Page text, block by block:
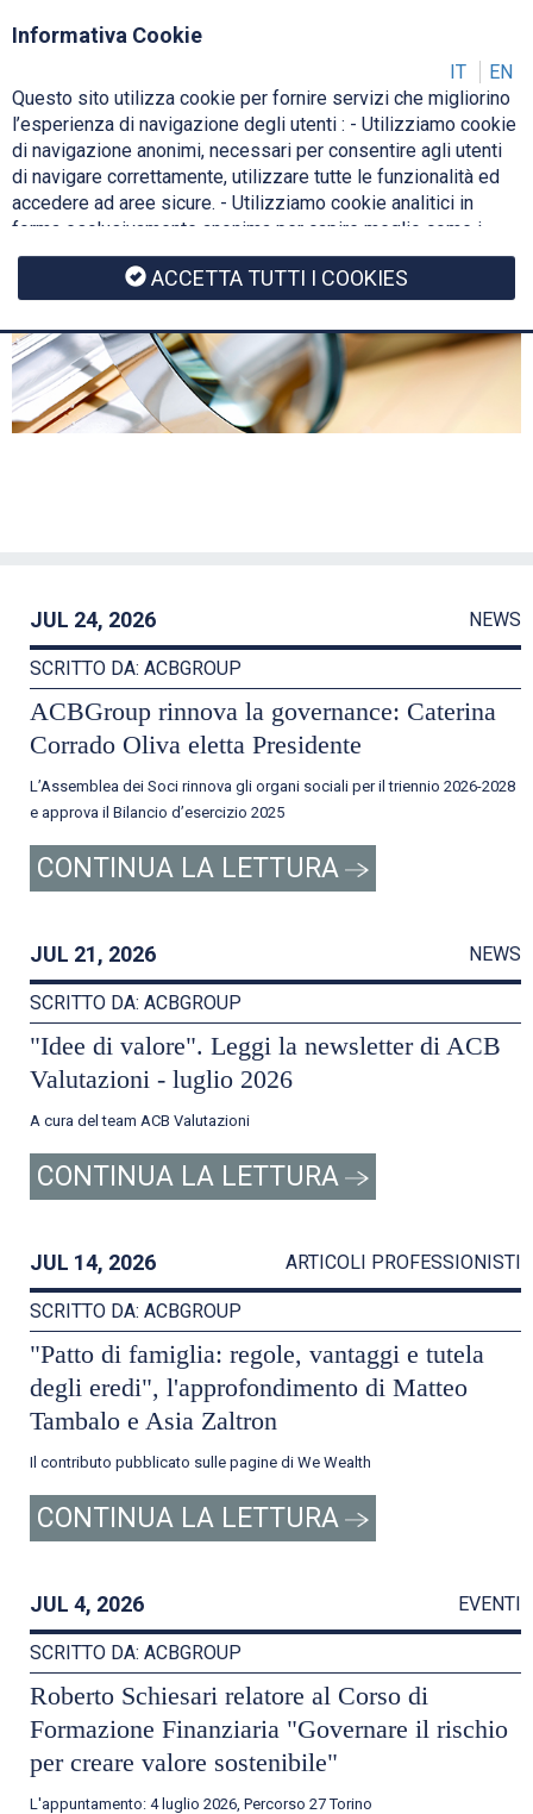
JUL 24, 2026 NEWS
SCRITTO DA: ACBGROUP
ACBGroup rinnova la governance: Caterina
Corrado Oliva eletta Presidente
L’Assemblea dei Soci rinnova gli organi sociali per il triennio 2026-2028
e approva il Bilancio d’esercizio 2025
CONTINUA LA LETTURA
JUL 21, 2026 NEWS
SCRITTO DA: ACBGROUP
"Idee di valore". Leggi la newsletter di ACB
Valutazioni - luglio 2026
A cura del team ACB Valutazioni
CONTINUA LA LETTURA
JUL 14, 2026 ARTICOLI PROFESSIONISTI
SCRITTO DA: ACBGROUP
"Patto di famiglia: regole, vantaggi e tutela
degli eredi", l'approfondimento di Matteo
Tambalo e Asia Zaltron
Il contributo pubblicato sulle pagine di We Wealth
CONTINUA LA LETTURA
JUL 4, 2026 EVENTI
SCRITTO DA: ACBGROUP
Roberto Schiesari relatore al Corso di
Formazione Finanziaria "Governare il rischio
per creare valore sostenibile"
L'appuntamento: 4 luglio 2026, Percorso 27 Torino
Informativa Cookie
IT
EN
Questo sito utilizza cookie per fornire servizi che migliorino
l’esperienza di navigazione degli utenti : - Utilizziamo cookie
di navigazione anonimi, necessari per consentire agli utenti
di navigare correttamente, utilizzare tutte le funzionalità ed
accedere ad aree sicure. - Utilizziamo cookie analitici in
forma esclusivamente anonima per capire meglio come i
nostri utenti utilizzano il sito web, per ottimizzare e
migliorare il sito, rendendolo sempre interessante e rilevante
per gli utenti. - Non vengono usati cookie statistici di
preferenza dell'utente. Ulteriori informazioni di dettaglio
sono disponibili consultando il documento di informativa
cookie.
Cookie Policy
ACCETTA TUTTI I COOKIES